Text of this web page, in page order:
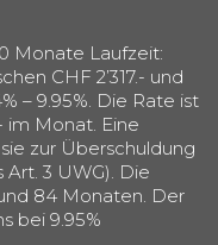
Monate Laufzeit:
CHF 2’317.- und
– 9.95%. Die Rate ist
im Monat. Eine
zur Überschuldung
3 UWG). Die
84 Monaten. Der
bei 9.95%